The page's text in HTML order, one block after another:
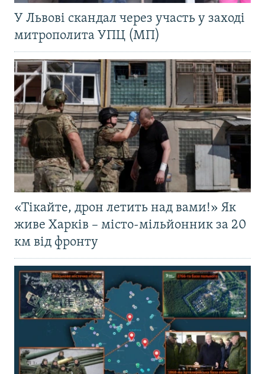
У Львові скандал через участь у заході
митрополита УПЦ (МП)
«Тікайте, дрон летить над вами!» Як
живе Харків – місто-мільйонник за 20
км від фронту